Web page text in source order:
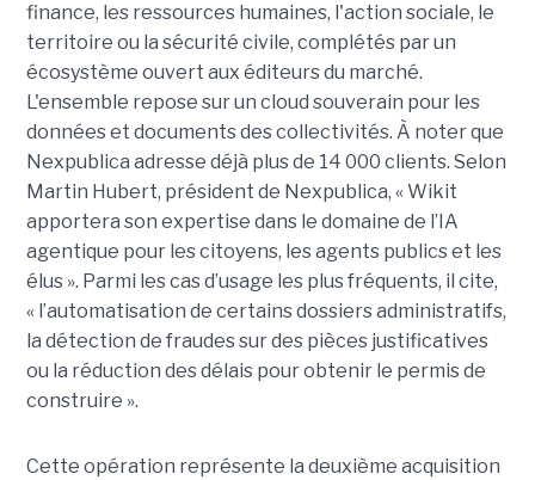
finance, les ressources humaines, l'action sociale, le
territoire ou la sécurité civile, complétés par un
écosystème ouvert aux éditeurs du marché.
L'ensemble repose sur un cloud souverain pour les
données et documents des collectivités. À noter que
Nexpublica adresse déjà plus de 14 000 clients. Selon
Martin Hubert, président de Nexpublica, « Wikit
apportera son expertise dans le domaine de l’IA
agentique pour les citoyens, les agents publics et les
élus ». Parmi les cas d’usage les plus fréquents, il cite,
« l’automatisation de certains dossiers administratifs,
la détection de fraudes sur des pièces justificatives
ou la réduction des délais pour obtenir le permis de
construire ».
Cette opération représente la deuxième acquisition